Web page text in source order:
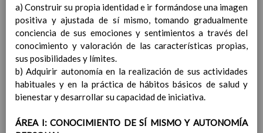
y uso de espacios
comunes
septiembre 2021
MEDIDAS DE PREVENCIÃ“N PERSONAL Y
PARA LA LIMITACIÃ“N DE
CONTACTOS.
Condiciones para el establecimiento
de grupos de convivencia escolar.
Medidas para la higiene de manos y
Medidas de distanciamiento fÃ­sico y
a) Construir su propia identidad e ir formándose una imagen
positiva y ajustada de sí mismo, tomando gradualmente
conciencia de sus emociones y sentimientos a través del
conocimiento y valoración de las características propias,
sus posibilidades y límites.
b) Adquirir autonomía en la realización de sus actividades
habituales y en la práctica de hábitos básicos de salud y
bienestar y desarrollar su capacidad de iniciativa.
ÁREA I: CONOCIMIENTO DE SÍ MISMO Y AUTONOMÍA